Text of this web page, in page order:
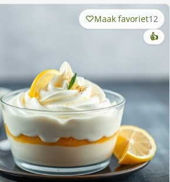
Maak favoriet12
👍